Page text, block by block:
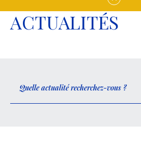
ACTUALITÉS